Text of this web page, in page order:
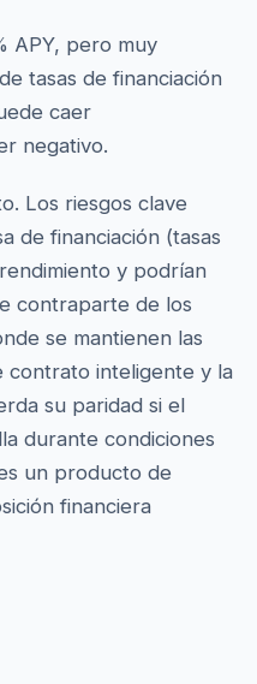
APY, pero muy
tasas de financiación
caer
negativo.
Los riesgos clave
de financiación (tasas
y podrían
contraparte de los
se mantienen las
contrato inteligente y la
su paridad si el
durante condiciones
un producto de
financiera